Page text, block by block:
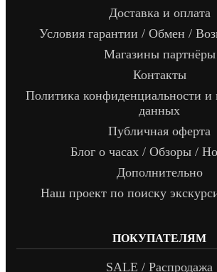
Доставка и оплата
Условия гарантии / Обмен /
Магазины партнёры
Контакты
Политика конфиденциальности и
данных
Публичная оферта
Блог о часах / Обзоры /
Дополнительно
Наш проект по поиску
ПОКУПАТЕЛЯМ
SALE / Распродажа